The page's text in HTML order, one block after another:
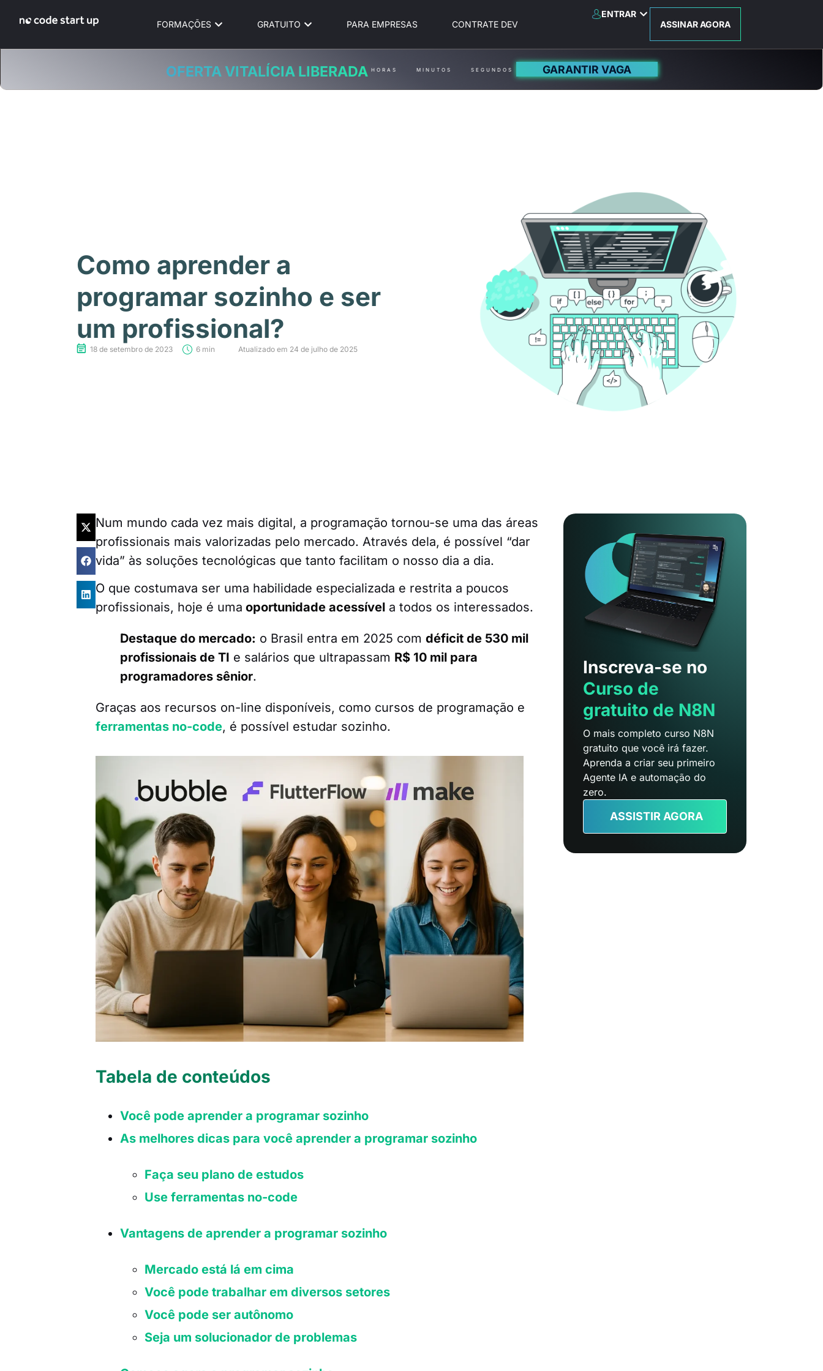
FORMAÇÕES GRATUITO PARA EMPRESAS CONTRATE DEV
ENTRAR
ASSINAR AGORA
OFERTA VITALÍCIA LIBERADA HORAS MINUTOS SEGUNDOS GARANTIR VAGA
Como aprender a
programar sozinho e ser
um profissional?
18 de setembro de 2023 6 min Atualizado em 24 de julho de 2025
Num mundo cada vez mais digital, a programação tornou-se uma das áreas
profissionais mais valorizadas pelo mercado. Através dela, é possível “dar
vida” às soluções tecnológicas que tanto facilitam o nosso dia a dia.
O que costumava ser uma habilidade especializada e restrita a poucos
profissionais, hoje é uma oportunidade acessível a todos os interessados.
Destaque do mercado: o Brasil entra em 2025 comdéficit de 530 mil
profissionais de TI e salários que ultrapassam R$ 10 mil para
programadores sênior.
Graças aos recursos on-line disponíveis, como cursos de programação e
ferramentas no-code, é possível estudar sozinho.
Tabela de conteúdos
Você pode aprender a programar sozinho
As melhores dicas para você aprender a programar sozinho
Faça seu plano de estudos
Use ferramentas no-code
Vantagens de aprender a programar sozinho
Mercado está lá em cima
Você pode trabalhar em diversos setores
Você pode ser autônomo
Seja um solucionador de problemas
Inscreva-se no
Curso de
gratuito de N8N
O mais completo curso N8N
gratuito que você irá fazer.
Aprenda a criar seu primeiro
Agente IA e automação do
zero.
ASSISTIR AGORA